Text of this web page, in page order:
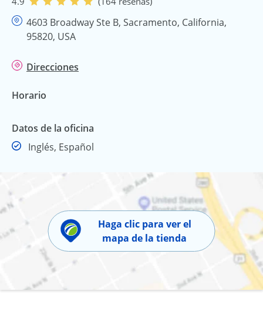
4603 Broadway Ste B, Sacramento, California,
95820, USA
Direcciones
Horario
Datos de la oficina
Inglés, Español
Haga clic para ver el
mapa de la tienda